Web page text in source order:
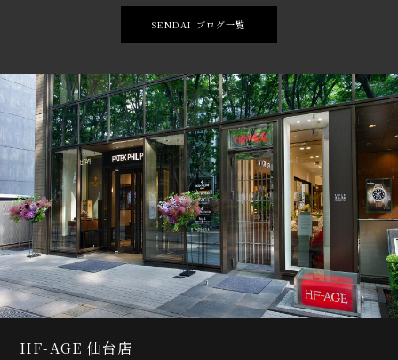
SENDAI ブログ一覧
HF-AGE 仙台店